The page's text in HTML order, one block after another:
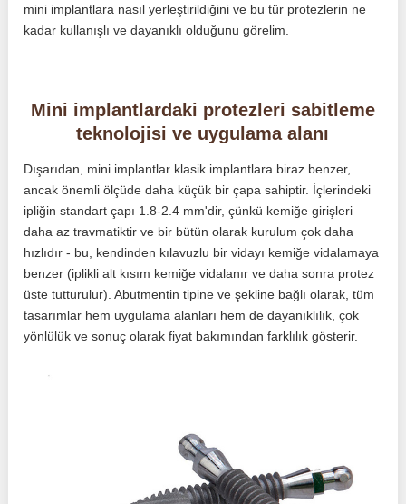
mini implantlara nasıl yerleştirildiğini ve bu tür protezlerin ne
kadar kullanışlı ve dayanıklı olduğunu görelim.
Mini implantlardaki protezleri sabitleme
teknolojisi ve uygulama alanı
Dışarıdan, mini implantlar klasik implantlara biraz benzer,
ancak önemli ölçüde daha küçük bir çapa sahiptir. İçlerindeki
ipliğin standart çapı 1.8-2.4 mm'dir, çünkü kemiğe girişleri
daha az travmatiktir ve bir bütün olarak kurulum çok daha
hızlıdır - bu, kendinden kılavuzlu bir vidayı kemiğe vidalamaya
benzer (iplikli alt kısım kemiğe vidalanır ve daha sonra protez
üste tutturulur). Abutmentin tipine ve şekline bağlı olarak, tüm
tasarımlar hem uygulama alanları hem de dayanıklılık, çok
yönlülük ve sonuç olarak fiyat bakımından farklılık gösterir.